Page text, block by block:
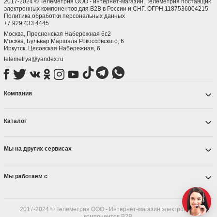
2017-2024 © Телеметрия ООО - интернет-магазин. Телеметрия поставщик
электронных компонентов для B2B в России и СНГ. ОГРН 1187536004215
Политика обработки персональных данных
+7 929 433 4445
Москва, Пресненская Набережная 6с2
Москва, ​Бульвар Маршала Рокоссовского, 6
Иркутск, ​Цесовская Набережная, 6
telemetrya@yandex.ru
Компания
Каталог
Мы на других сервисах
Мы работаем с
2017-2024 © Телеметрия ООО - Интернет-магазин электронных